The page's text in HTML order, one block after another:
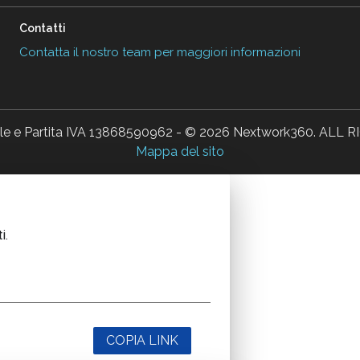
Contatti
Contatta il nostro team per maggiori informazioni
e Partita IVA 13868590962 - © 2026 Nextwork360. ALL
Mappa del sito
COPIA LINK